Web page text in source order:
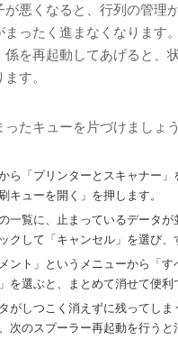
が悪くなると、行列の管理
まったく進まなくなります
係を再起動してあげると、
す。
ったキューを片づけましょう
から「プリンターとスキャナー
キューを開く」を押します。
一覧に、止まっているデータ
クして「キャンセル」を選び、
メント」というメニューから「
を選ぶと、まとめて消せて便利
がしつこく消えずに残ってしま
次のスプーラー再起動を行うと